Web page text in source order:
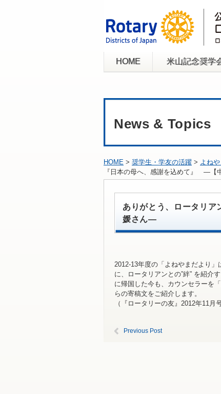
HOME 米山記念奨学
News & Topics
HOME > 奨学生・学友の活躍 > よね
『日本の母へ、感謝を込めて』 ―【
ありがとう、ロータリ
媛さん―
2012-13年度の「よねやまだより
に、ロータリアンとの”絆” を紹介
に帰国した今も、カウンセラーを
らの寄稿文をご紹介します。
（『ロータリーの友』2012年11月
Previous Post